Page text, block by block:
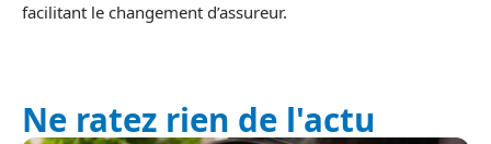
facilitant le changement d’assureur.
Ne ratez rien de l'actu